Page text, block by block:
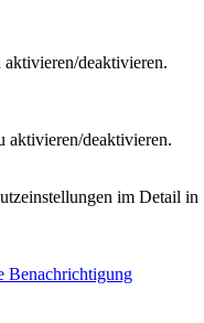
deaktivieren.
aktivieren/deaktivieren.
im Detail in
Benachrichtigung